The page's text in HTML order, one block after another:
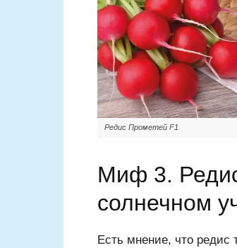
Редис Прометей F1
Миф 3.
солнечном
Есть мнение, что редис